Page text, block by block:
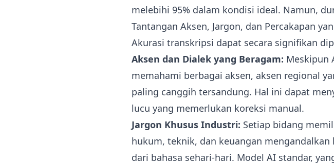
melebihi 95% dalam kondisi ideal. Namun,
Tantangan Aksen, Jargon, dan Percakapan
Akurasi transkripsi dapat secara signifikan
Aksen dan Dialek yang Beragam: Meskipun
memahami berbagai aksen, aksen regional
paling canggih tersandung. Hal ini dapat
lucu yang memerlukan koreksi manual.
Jargon Khusus Industri: Setiap bidang
hukum, teknik, dan keuangan
dari bahasa sehari-hari. Model AI standar,